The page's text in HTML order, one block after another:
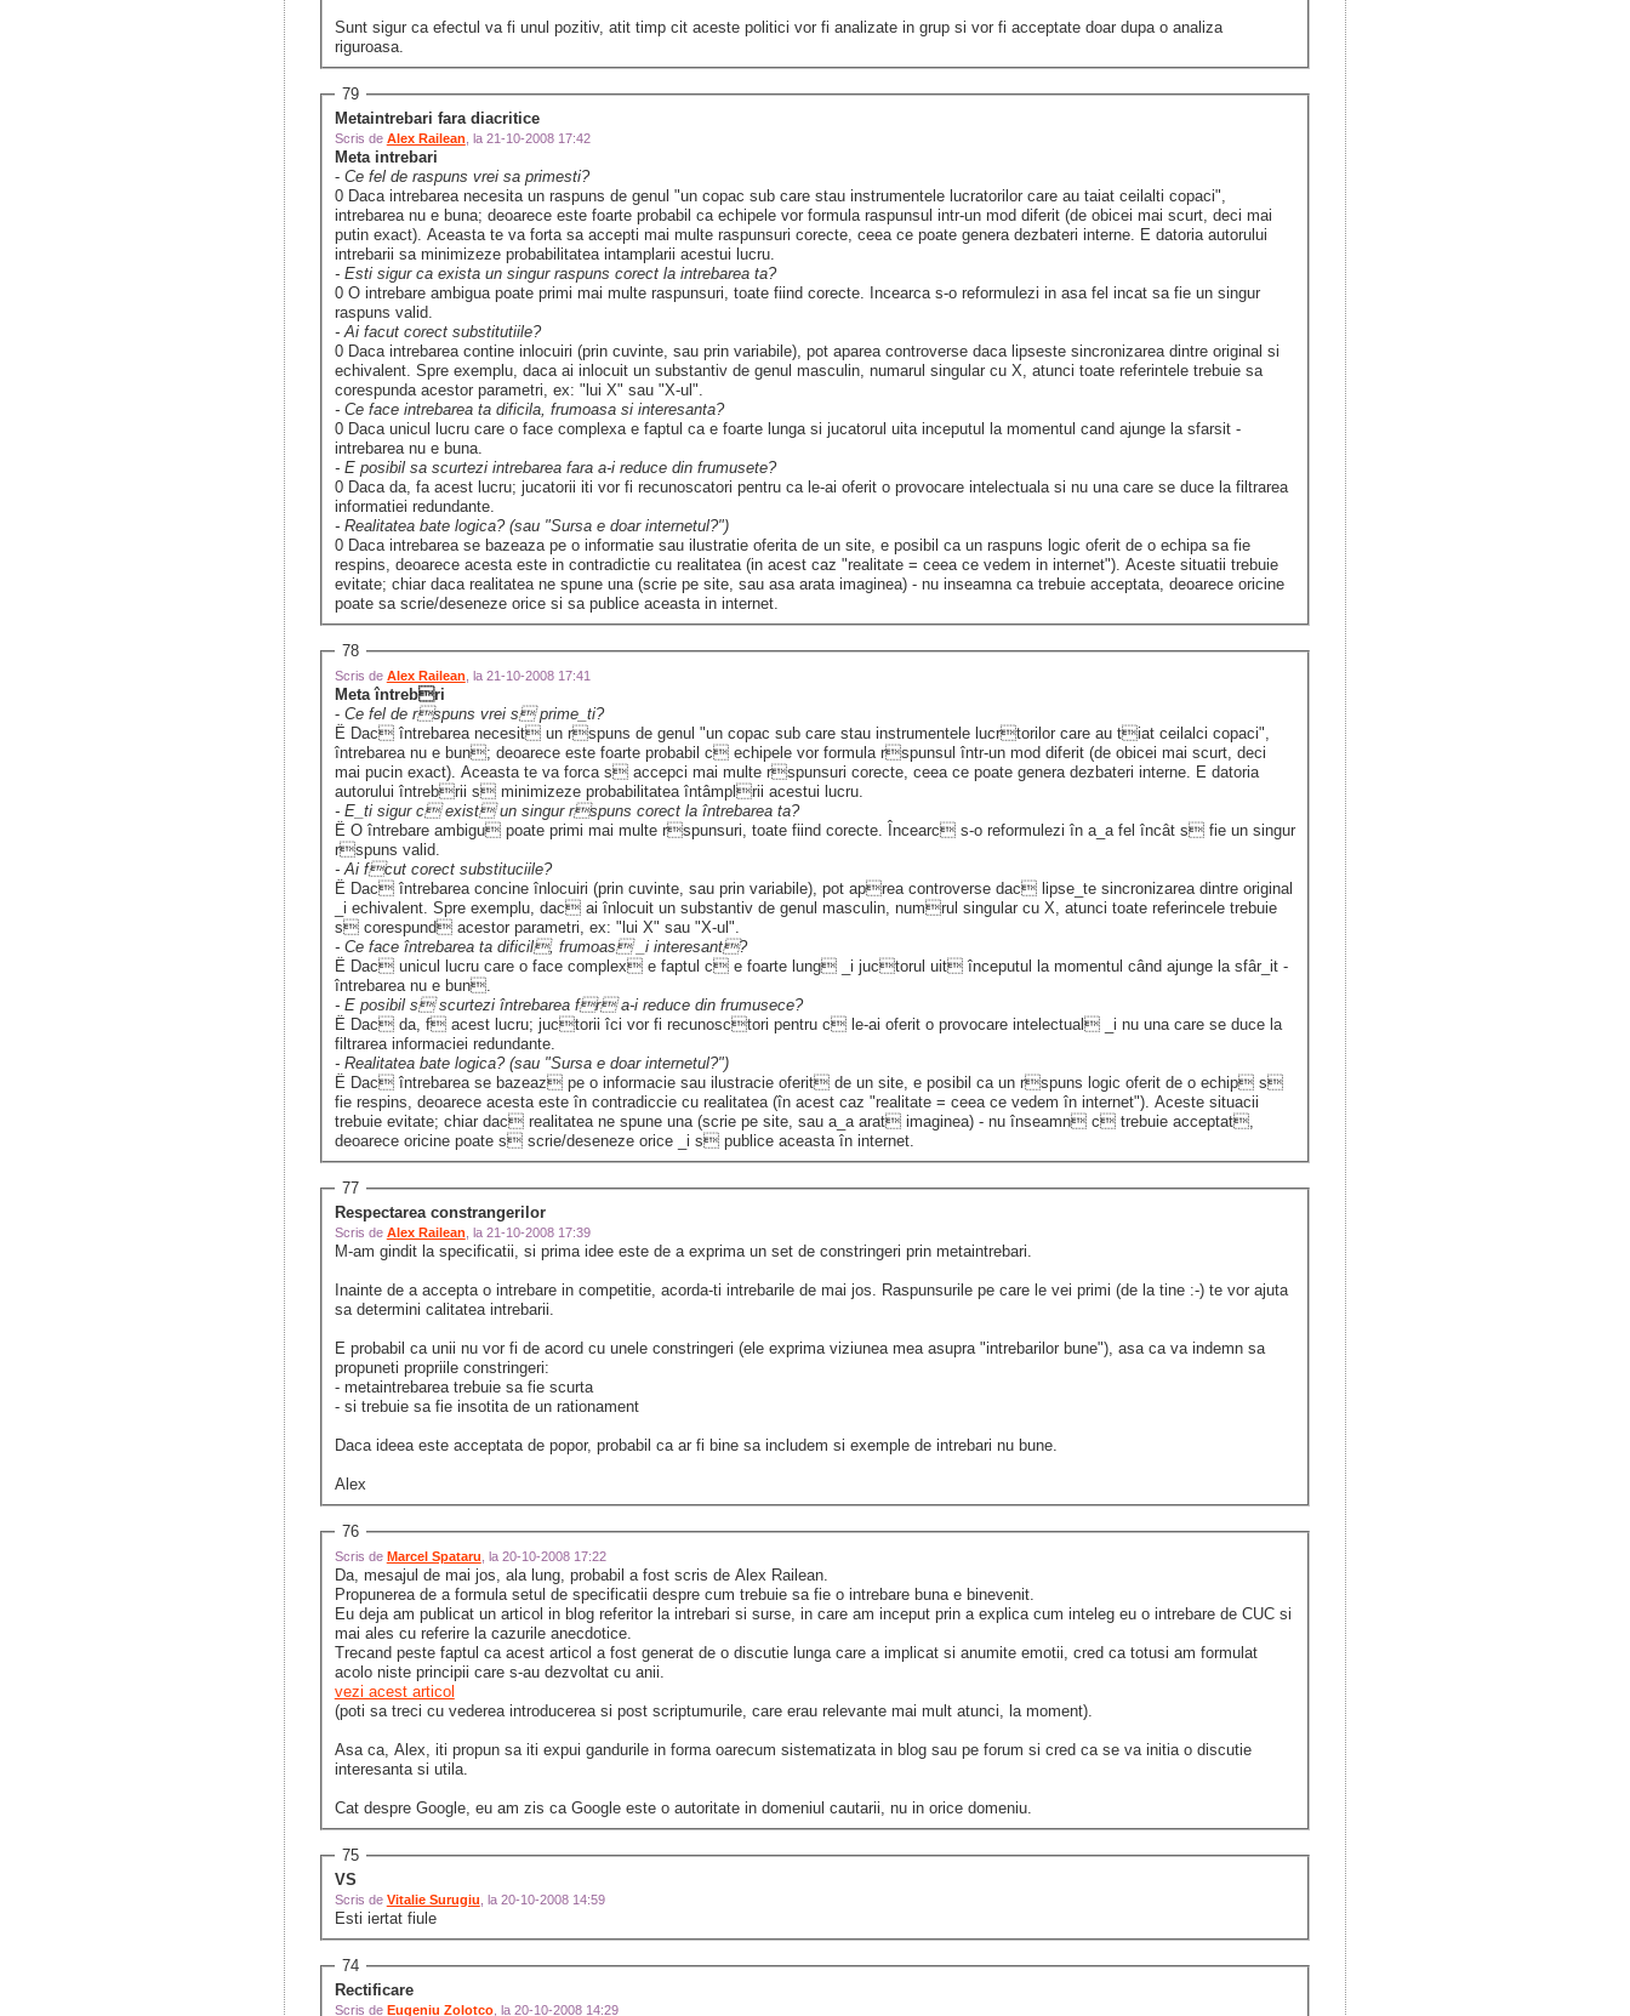
Sunt sigur ca efectul va fi unul pozitiv, atit timp cit aceste politici vor fi analizate in grup si vor fi acceptate doar dupa o analiza
riguroasa.
79
Metaintrebari fara diacritice
Scris de Alex Railean , la 21-10-2008 17:42
Meta intrebari
- Ce fel de raspuns vrei sa primesti?
0 Daca intrebarea necesita un raspuns de genul "un copac sub care stau instrumentele lucratorilor care au taiat ceilalti copaci",
intrebarea nu e buna; deoarece este foarte probabil ca echipele vor formula raspunsul intr-un mod diferit (de obicei mai scurt, deci mai
putin exact). Aceasta te va forta sa accepti mai multe raspunsuri corecte, ceea ce poate genera dezbateri interne. E datoria autorului
intrebarii sa minimizeze probabilitatea intamplarii acestui lucru.
- Esti sigur ca exista un singur raspuns corect la intrebarea ta?
0 O intrebare ambigua poate primi mai multe raspunsuri, toate fiind corecte. Incearca s-o reformulezi in asa fel incat sa fie un singur
raspuns valid.
- Ai facut corect substitutiile?
0 Daca intrebarea contine inlocuiri (prin cuvinte, sau prin variabile), pot aparea controverse daca lipseste sincronizarea dintre original si
echivalent. Spre exemplu, daca ai inlocuit un substantiv de genul masculin, numarul singular cu X, atunci toate referintele trebuie sa
corespunda acestor parametri, ex: "lui X" sau "X-ul".
- Ce face intrebarea ta dificila, frumoasa si interesanta?
0 Daca unicul lucru care o face complexa e faptul ca e foarte lunga si jucatorul uita inceputul la momentul cand ajunge la sfarsit -
intrebarea nu e buna.
- E posibil sa scurtezi intrebarea fara a-i reduce din frumusete?
0 Daca da, fa acest lucru; jucatorii iti vor fi recunoscatori pentru ca le-ai oferit o provocare intelectuala si nu una care se duce la filtrarea
informatiei redundante.
- Realitatea bate logica? (sau "Sursa e doar internetul?")
0 Daca intrebarea se bazeaza pe o informatie sau ilustratie oferita de un site, e posibil ca un raspuns logic oferit de o echipa sa fie
respins, deoarece acesta este in contradictie cu realitatea (in acest caz "realitate = ceea ce vedem in internet"). Aceste situatii trebuie
evitate; chiar daca realitatea ne spune una (scrie pe site, sau asa arata imaginea) - nu inseamna ca trebuie acceptata, deoarece oricine
poate sa scrie/deseneze orice si sa publice aceasta in internet.
78
Scris de Alex Railean , la 21-10-2008 17:41
Meta întrebri
- Ce fel de rspuns vrei s prime_ti?
Ë Dac întrebarea necesit un rspuns de genul "un copac sub care stau instrumentele lucrtorilor care au tiat ceilalci copaci",
întrebarea nu e bun; deoarece este foarte probabil c echipele vor formula rspunsul într-un mod diferit (de obicei mai scurt, deci
mai pucin exact). Aceasta te va forca s accepci mai multe rspunsuri corecte, ceea ce poate genera dezbateri interne. E datoria
autorului întrebrii s minimizeze probabilitatea întâmplrii acestui lucru.
- E_ti sigur c exist un singur rspuns corect la întrebarea ta?
Ë O întrebare ambigu poate primi mai multe rspunsuri, toate fiind corecte. Încearc s-o reformulezi în a_a fel încât s fie un singur
rspuns valid.
- Ai fcut corect substituciile?
Ë Dac întrebarea concine înlocuiri (prin cuvinte, sau prin variabile), pot aprea controverse dac lipse_te sincronizarea dintre original
_i echivalent. Spre exemplu, dac ai înlocuit un substantiv de genul masculin, numrul singular cu X, atunci toate referincele trebuie
s corespund acestor parametri, ex: "lui X" sau "X-ul".
- Ce face întrebarea ta dificil, frumoas _i interesant?
Ë Dac unicul lucru care o face complex e faptul c e foarte lung _i juctorul uit începutul la momentul când ajunge la sfâr_it -
întrebarea nu e bun.
- E posibil s scurtezi întrebarea fr a-i reduce din frumusece?
Ë Dac da, f acest lucru; juctorii îci vor fi recunosctori pentru c le-ai oferit o provocare intelectual _i nu una care se duce la
filtrarea informaciei redundante.
- Realitatea bate logica? (sau "Sursa e doar internetul?")
Ë Dac întrebarea se bazeaz pe o informacie sau ilustracie oferit de un site, e posibil ca un rspuns logic oferit de o echip s
fie respins, deoarece acesta este în contradiccie cu realitatea (în acest caz "realitate = ceea ce vedem în internet"). Aceste situacii
trebuie evitate; chiar dac realitatea ne spune una (scrie pe site, sau a_a arat imaginea) - nu înseamn c trebuie acceptat,
deoarece oricine poate s scrie/deseneze orice _i s publice aceasta în internet.
77
Respectarea constrangerilor
Scris de Alex Railean , la 21-10-2008 17:39
M-am gindit la specificatii, si prima idee este de a exprima un set de constringeri prin metaintrebari.
Inainte de a accepta o intrebare in competitie, acorda-ti intrebarile de mai jos. Raspunsurile pe care le vei primi (de la tine :-) te vor ajuta
sa determini calitatea intrebarii.
E probabil ca unii nu vor fi de acord cu unele constringeri (ele exprima viziunea mea asupra "intrebarilor bune"), asa ca va indemn sa
propuneti propriile constringeri:
- metaintrebarea trebuie sa fie scurta
- si trebuie sa fie insotita de un rationament
Daca ideea este acceptata de popor, probabil ca ar fi bine sa includem si exemple de intrebari nu bune.
Alex
76
Scris de Marcel Spataru , la 20-10-2008 17:22
Da, mesajul de mai jos, ala lung, probabil a fost scris de Alex Railean.
Propunerea de a formula setul de specificatii despre cum trebuie sa fie o intrebare buna e binevenit.
Eu deja am publicat un articol in blog referitor la intrebari si surse, in care am inceput prin a explica cum inteleg eu o intrebare de CUC si
mai ales cu referire la cazurile anecdotice.
Trecand peste faptul ca acest articol a fost generat de o discutie lunga care a implicat si anumite emotii, cred ca totusi am formulat
acolo niste principii care s-au dezvoltat cu anii.
vezi acest articol
(poti sa treci cu vederea introducerea si post scriptumurile, care erau relevante mai mult atunci, la moment).
Asa ca, Alex, iti propun sa iti expui gandurile in forma oarecum sistematizata in blog sau pe forum si cred ca se va initia o discutie
interesanta si utila.
Cat despre Google, eu am zis ca Google este o autoritate in domeniul cautarii, nu in orice domeniu.
75
VS
Scris de Vitalie Surugiu , la 20-10-2008 14:59
Esti iertat fiule
74
Rectificare
Scris de Eugeniu Zolotco, la 20-10-2008 14:29